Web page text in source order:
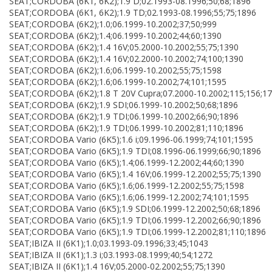
SEAT;CORDOBA (6K1, 6K2);1.9 TD;02.1993-08.1996;55;75;1896
SEAT;CORDOBA (6K2);1.0;06.1999-10.2002;37;50;999
SEAT;CORDOBA (6K2);1.4;06.1999-10.2002;44;60;1390
SEAT;CORDOBA (6K2);1.4 16V;05.2000-10.2002;55;75;1390
SEAT;CORDOBA (6K2);1.4 16V;02.2000-10.2002;74;100;1390
SEAT;CORDOBA (6K2);1.6;06.1999-10.2002;55;75;1598
SEAT;CORDOBA (6K2);1.6;06.1999-10.2002;74;101;1595
SEAT;CORDOBA (6K2);1.8 T 20V Cupra;07.2000-
SEAT;CORDOBA (6K2);1.9 SDI;06.1999-10.2002;50;68;1896
SEAT;CORDOBA (6K2);1.9 TDI;06.1999-10.2002;66;90;1896
SEAT;CORDOBA (6K2);1.9 TDI;06.1999-10.2002;81;110;1896
SEAT;CORDOBA Vario (6K5);1.6 i;09.1996-06.1999;74;101;1595
SEAT;CORDOBA Vario (6K5);1.9 TDI;08.1996-06.1999;66;90;1896
SEAT;CORDOBA Vario (6K5);1.4;06.1999-12.2002;44;60;1390
SEAT;CORDOBA Vario (6K5);1.4 16V;06.1999-12.2002;55;75;1390
SEAT;CORDOBA Vario (6K5);1.6;06.1999-12.2002;55;75;1598
SEAT;CORDOBA Vario (6K5);1.6;06.1999-12.2002;74;101;1595
SEAT;CORDOBA Vario (6K5);1.9 SDI;06.1999-12.2002;50;68;1896
SEAT;CORDOBA Vario (6K5);1.9 TDI;06.1999-12.2002;66;90;1896
SEAT;CORDOBA Vario (6K5);1.9 TDI;06.1999-12.2002;81;110;1896
SEAT;IBIZA II (6K1);1.0;03.1993-09.1996;33;45;1043
SEAT;IBIZA II (6K1);1.3 i;03.1993-08.1999;40;54;1272
SEAT;IBIZA II (6K1);1.4 16V;05.2000-02.2002;55;75;1390